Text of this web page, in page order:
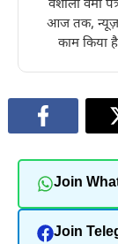
वैशाली वर्मा
आज तक, न्यूज़
काम किया
Join
Join